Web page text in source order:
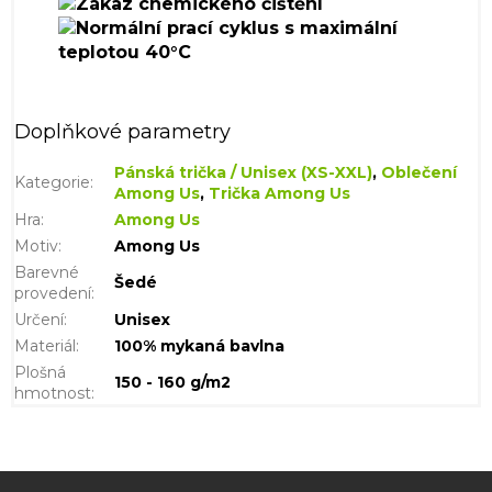
Doplňkové parametry
Kategorie: Pánská trička / Unisex (XS-XXL), Oblečení
Among Us, Trička Among Us
Hra:
Among Us
Motiv:
Among Us
Barevné
provedení:
Šedé
Určení:
Unisex
Materiál :
100% mykaná bavlna
Plošná
hmotnost:
150 - 160 g/m2